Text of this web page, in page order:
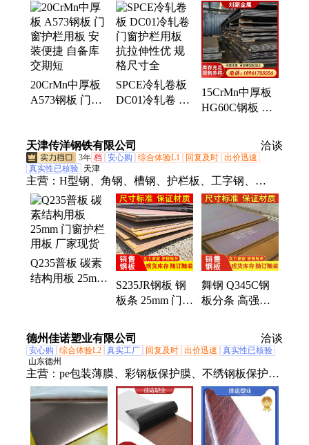
钢槽钢、不锈钢工字钢、不锈钢棒、不锈钢花纹板、
不锈钢黑棒、耐磨板、不锈钢管、合金铝板、铝合金
板、310S不锈钢板、1060铝板、304不锈钢板、304不
锈钢扁钢、304不锈钢角钢、310S不锈钢管、304不锈
钢槽钢、316L不锈钢工字钢、304不锈钢棒、拉丝不
锈钢板、201不锈钢带、309S不锈钢焊管、0Cr13不锈
钢管
20CrMn中厚板
A573钢板 门窗
期短
SPCE冷轧卷板
DC01冷轧卷 门
尺寸全
15CrMn中厚板
HG60C钢板 门
加工性强 规格
型号全
天津传洋钢铁有限公司 洽谈
3年 档 安心购 综合体验L1 回复及时 出价迅速
真实性已核验 天津
主营： H型钢、角钢、槽钢、护栏板、工字钢、
Q355D扁钢、Q235CH型钢、Q345CH型钢、Q345DH
型钢、Q355CH型钢、Q355DH型钢、Q235C槽钢、
Q355C槽钢、Q355D槽钢、Q355NE槽钢、Q235C角
钢、Q345C角钢、Q345D角钢、Q355C角钢、Q235C
钢板、Q345C钢板、Q345D钢板、Q355C钢板、
Q235C工字钢、Q345C工字钢、Q235C方管
Q235普板 碳素
结构用板 25mm
S235JR钢板 钢
板条 25mm 门窗
可定制
舞钢 Q345C钢
板分条 高强度
门窗护栏用板
批发便宜
德州佳诺塑业有限公司 洽谈
安心购 综合体验L2 真实工厂 回复及时 出价迅速
真实性已核验
山东德州
主营： pe包装薄膜、彩钢板保护膜、不绣钢板保护
膜、铝合金门窗保护膜、塑钢门窗保护膜、铝单板保
护膜、铝板保护膜、家具保护膜、玻璃保护膜、亚克
力板保护膜、踢脚线保护膜、电梯保护膜、电器保护
膜、防盗门保护膜、木门保护膜、外墙保温板保护